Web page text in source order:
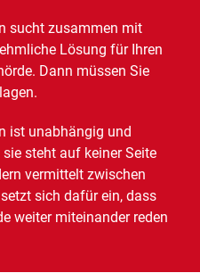
sucht zusammen mit
Lösung für Ihren
Dann müssen Sie
ist unabhängig und
steht auf keiner Seite
vermittelt zwischen
sich dafür ein, dass
weiter miteinander reden